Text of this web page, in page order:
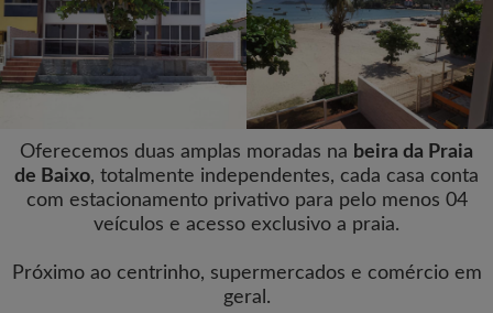
Oferecemos duas amplas moradas na beira da Praia
de Baixo, totalmente independentes, cada casa conta
com estacionamento privativo para pelo menos 04
veículos e acesso exclusivo a praia.
Próximo ao centrinho, supermercados e comércio em
geral.